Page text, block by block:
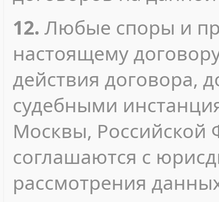
12. Любые споры и
настоящему
действия договора,
судебными
Москвы, Российской
соглашаются с
рассмотрения